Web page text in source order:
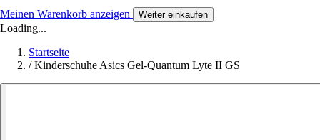
Meinen Warenkorb anzeigen Weiter einkaufen
Loading...
Startseite
/ Kinderschuhe Asics Gel-Quantum Lyte II GS